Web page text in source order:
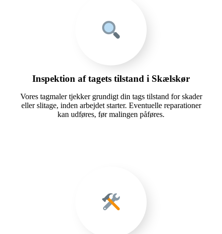
Inspektion af tagets tilstand i Skælskør
Vores tagmaler tjekker grundigt din tags tilstand for skader
eller slitage, inden arbejdet starter. Eventuelle reparationer
kan udføres, før malingen påføres.